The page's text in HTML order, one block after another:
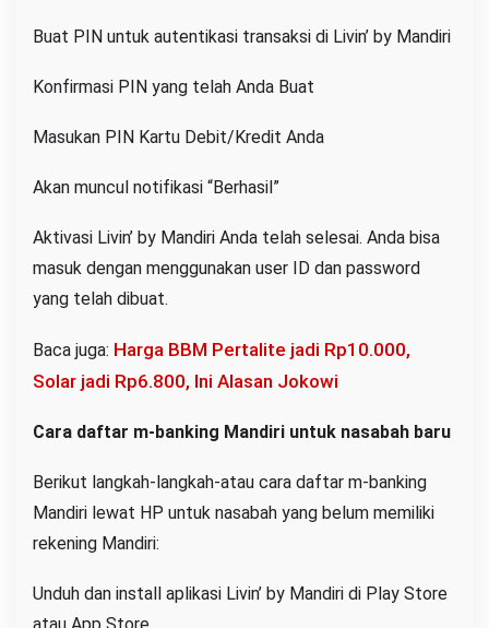
Buat PIN untuk autentikasi transaksi di Livin’ by Mandiri
Konfirmasi PIN yang telah Anda Buat
Masukan PIN Kartu Debit/Kredit Anda
Akan muncul notifikasi “Berhasil”
Aktivasi Livin’ by Mandiri Anda telah selesai. Anda bisa
masuk dengan menggunakan user ID dan password
yang telah dibuat.
Baca juga: Harga BBM Pertalite jadi Rp10.000,
Solar jadi Rp6.800, Ini Alasan Jokowi
Cara daftar m-banking Mandiri untuk nasabah baru
Berikut langkah-langkah-atau cara daftar m-banking
Mandiri lewat HP untuk nasabah yang belum memiliki
rekening Mandiri:
Unduh dan install aplikasi Livin’ by Mandiri di Play Store